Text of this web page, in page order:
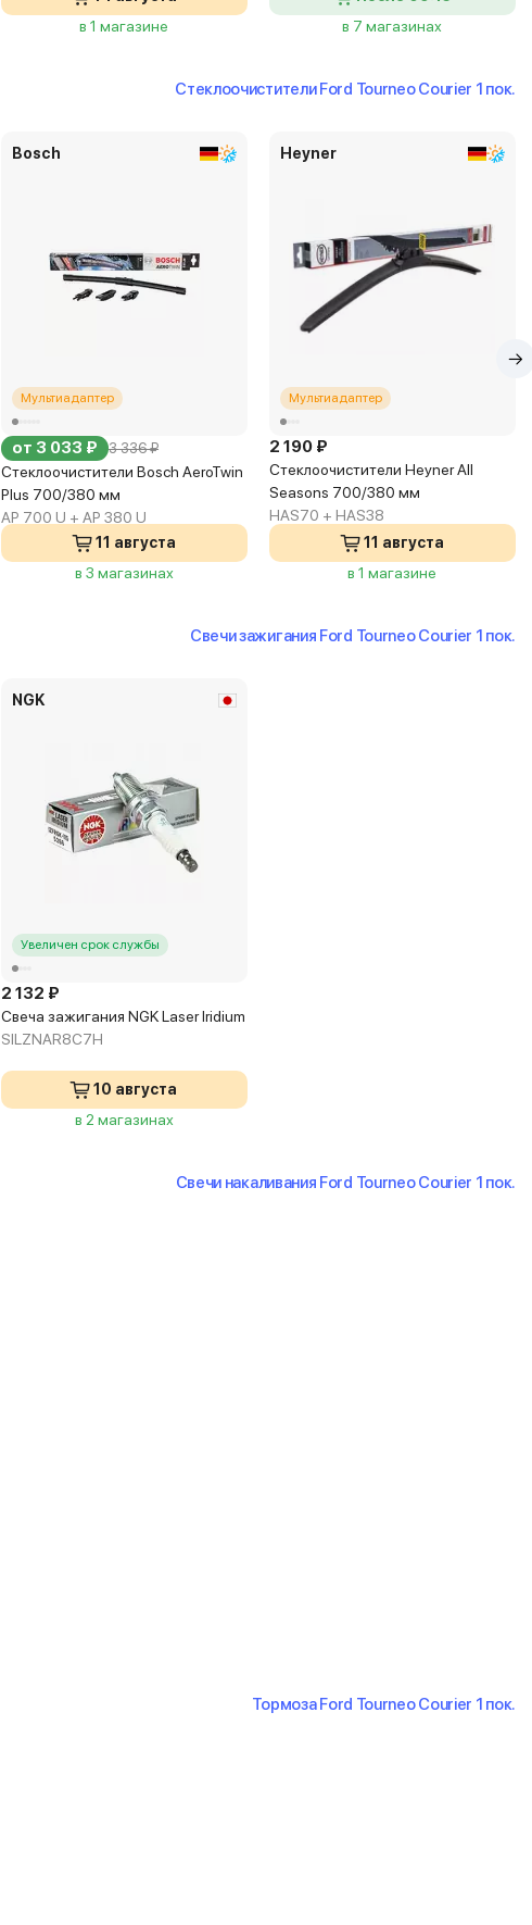
в 1 магазине
в 7 магазинах
Стеклоочистители Ford Tourneo Courier 1 пок.
Bosch
Мультиадаптер
от 3 033 ₽ 3 336 ₽
Стеклоочистители Bosch AeroTwin
Plus 700/380 мм
AP 700 U + AP 380 U
11 августа
в 3 магазинах
Heyner
Мультиадаптер
2 190 ₽
Стеклоочистители Heyner All
Seasons 700/380 мм
HAS70 + HAS38
11 августа
в 1 магазине
Свечи зажигания Ford Tourneo Courier 1 пок.
NGK
Увеличен срок службы
2 132 ₽
Свеча зажигания NGK Laser Iridium
SILZNAR8C7H
10 августа
в 2 магазинах
Свечи накаливания Ford Tourneo Courier 1 пок.
Тормоза Ford Tourneo Courier 1 пок.